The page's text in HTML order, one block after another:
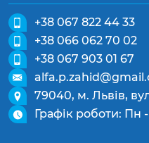
+38 067 822 44 33
+38 066 062 70 02
+38 067 903 01 67
79040, м. Львів,
Графік роботи: Пн